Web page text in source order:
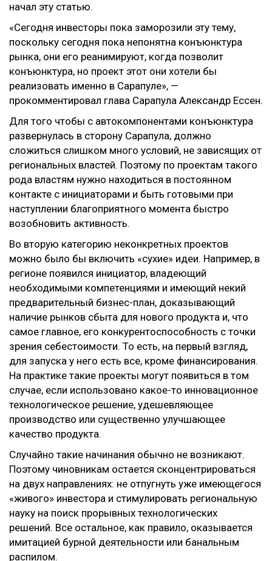
начал эту статью.
«Сегодня инвесторы пока заморозили эту тему,
поскольку сегодня пока непонятна конъюнктура
рынка, они его реанимируют, когда позволит
конъюнктура, но проект этот они хотели бы
реализовать именно в Сарапуле», —
прокомментировал глава Сарапула Александр Ессен.
Для того чтобы с автокомпонентами конъюнктура
развернулась в сторону Сарапула, должно
сложиться слишком много условий, не зависящих от
региональных властей. Поэтому по проектам такого
рода властям нужно находиться в постоянном
контакте с инициаторами и быть готовыми при
наступлении благоприятного момента быстро
возобновить активность.
Во вторую категорию неконкретных проектов
можно было бы включить «сухие» идеи. Например, в
регионе появился инициатор, владеющий
необходимыми компетенциями и имеющий некий
предварительный бизнес-план, доказывающий
наличие рынков сбыта для нового продукта и, что
самое главное, его конкурентоспособность с точки
зрения себестоимости. То есть, на первый взгляд,
для запуска у него есть все, кроме финансирования.
На практике такие проекты могут появиться в том
случае, если использовано какое-то инновационное
технологическое решение, удешевляющее
производство или существенно улучшающее
качество продукта.
Случайно такие начинания обычно не возникают.
Поэтому чиновникам остается сконцентрироваться
на двух направлениях: не отпугнуть уже имеющегося
«живого» инвестора и стимулировать региональную
науку на поиск прорывных технологических
решений. Все остальное, как правило, оказывается
имитацией бурной деятельности или банальным
распилом.